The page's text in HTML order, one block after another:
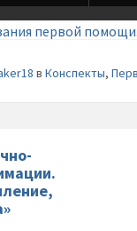
первой помощи.
в Конспекты,